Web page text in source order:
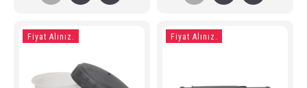
Fiyat Alınız. Fiyat Alınız.